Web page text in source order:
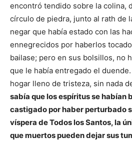
encontró tendido sobre la colina,
círculo de piedra, junto al rath de
negar que había estado con las
ennegrecidos por haberlos
bailase; pero en sus bolsillos, no
que le había entregado el
hogar lleno de tristeza, sin nada
sabía que los espíritus se habían
castigado por haber perturbado
víspera de Todos los Santos, la
que muertos pueden dejar sus